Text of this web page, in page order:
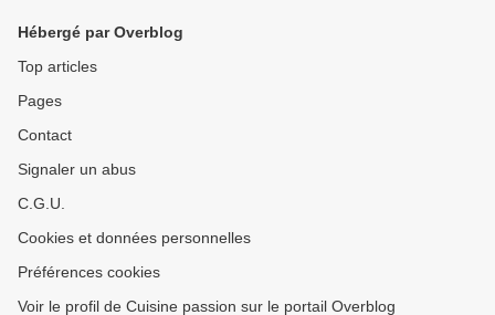
Hébergé par Overblog
Top articles
Pages
Contact
Signaler un abus
C.G.U.
Cookies et données personnelles
Préférences cookies
Voir le profil de Cuisine passion sur le portail Overblog